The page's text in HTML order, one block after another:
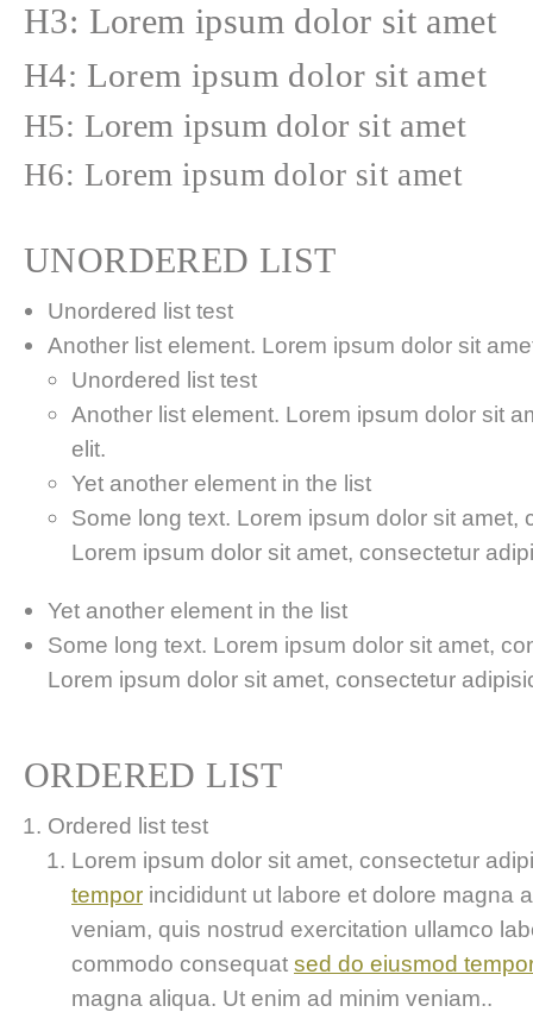
H3: Lorem ipsum dolor sit amet
H4: Lorem ipsum dolor sit amet
H5: Lorem ipsum dolor sit amet
H6: Lorem ipsum dolor sit amet
UNORDERED LIST
Unordered list test
Another list element. Lorem ipsum dolor sit
Unordered list test
Another list element. Lorem ipsum dolor sit
elit.
Yet another element in the list
Some long text. Lorem ipsum dolor sit amet,
Lorem ipsum dolor sit amet, consectetur
Yet another element in the list
Some long text. Lorem ipsum dolor sit amet,
Lorem ipsum dolor sit amet, consectetur
ORDERED LIST
Ordered list test
Lorem ipsum dolor sit amet, consectetur
tempor incididunt ut labore et dolore magna
veniam, quis nostrud exercitation ullamco
commodo consequat sed do eiusmod
magna aliqua. Ut enim ad minim veniam..